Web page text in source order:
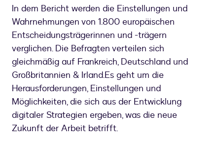
In dem Bericht werden die Einstellungen und
Wahrnehmungen von 1.800 europäischen
Entscheidungsträgerinnen und -trägern
verglichen. Die Befragten verteilen sich
gleichmäßig auf Frankreich, Deutschland und
Großbritannien & Irland.Es geht um die
Herausforderungen, Einstellungen und
Möglichkeiten, die sich aus der Entwicklung
digitaler Strategien ergeben, was die neue
Zukunft der Arbeit betrifft.